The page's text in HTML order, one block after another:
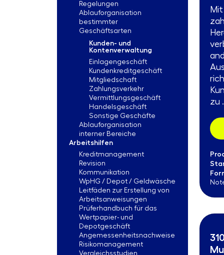
Regelungen
Ablauforganisation
bestimmter
Geschäftsarten
Kunden- und
Kontenverwaltung
Einlagengeschäft
Kundenkreditgeschäft
Mitgliedschaft
Zahlungsverkehr
Vermittlungsgeschäft
Handelsgeschäft
Sonstige Geschäfte
Ablauforganisation
interner Bereiche
Arbeitshilfen
Kreditmanagement
Revision
Kommunikation
WpHG / Depot / Geldwäsche
Leitfäden zur Erstellung von
Arbeitsanweisungen
Prüferhandbuch für das
Wertpapier- und
Depotgeschäft
Angemessenheitsnachweise
Risikomanagement
Vergleichsstudien
zu